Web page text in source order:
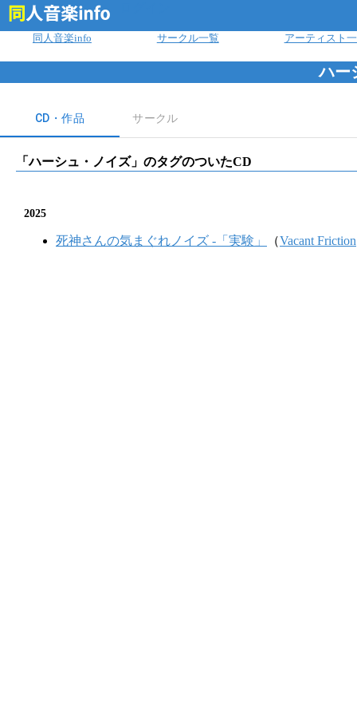
同人音楽info サークル一覧 アーティスト
ハー
CD・作品 サークル
「ハーシュ・ノイズ」のタグのついたCD
2025
死神さんの気まぐれノイズ -「実験」 （Vacant Friction